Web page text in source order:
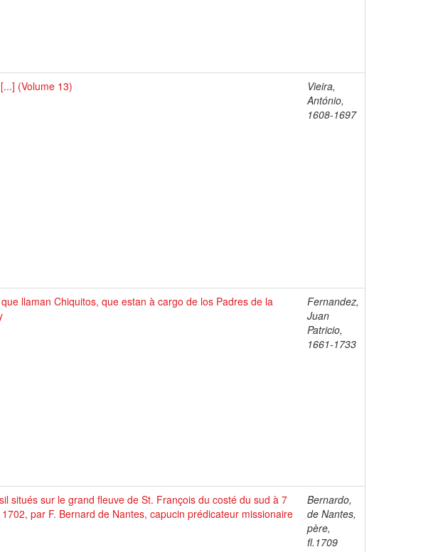
(Volume 13)
Vieira,
António,
1608-1697
llaman Chiquitos, que estan à cargo de los Padres de la
Fernandez,
Juan
Patricio,
1661-1733
situés sur le grand fleuve de St. François du costé du sud à 7
par F. Bernard de Nantes, capucin prédicateur missionaire
Bernardo,
de Nantes,
père,
fl.1709